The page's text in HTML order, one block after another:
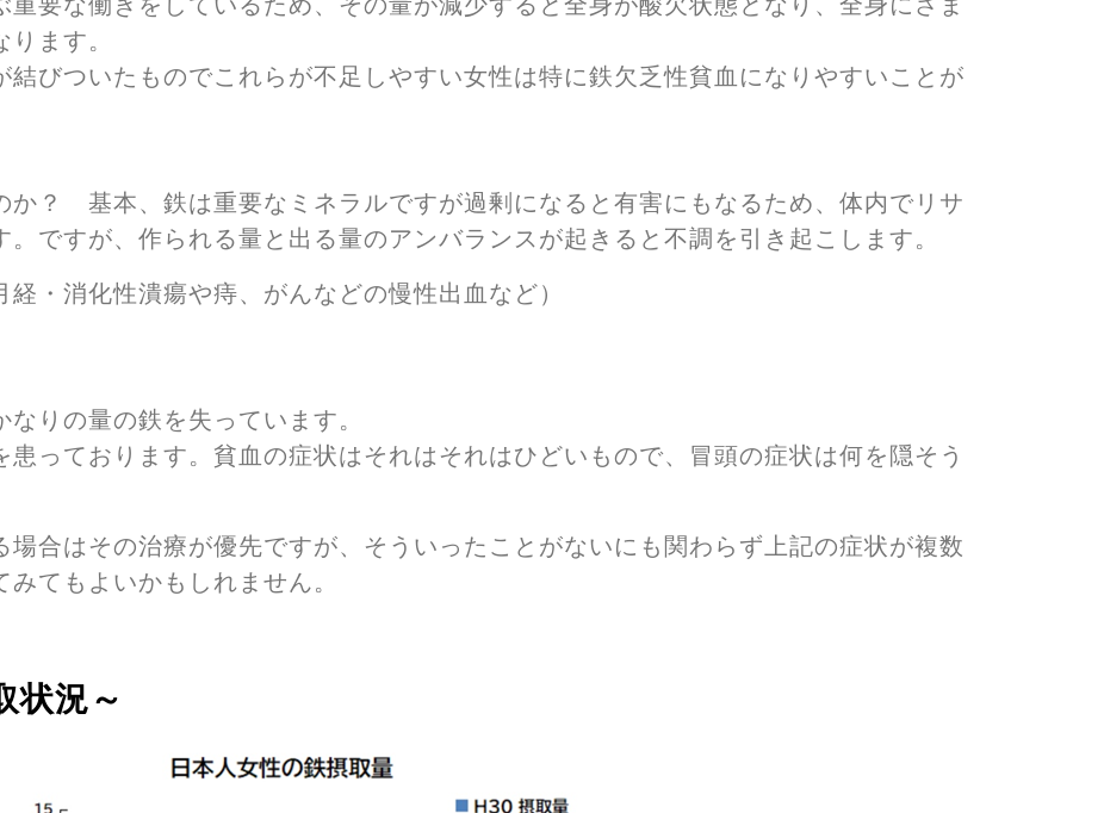
ます。
びついたものでこれらが不足しやすい女性は特に鉄欠乏性貧血になりやすいことが
か？ 基本、鉄は重要なミネラルですが過剰になると有害にもなるため、体内でリサ
ですが、作られる量と出る量のアンバランスが起きると不調を引き起こします。
・消化性潰瘍や痔、がんなどの慢性出血など）
りの量の鉄を失っています。
っております。貧血の症状はそれはそれはひどいもので、冒頭の症状は何を隠そう
合はその治療が優先ですが、そういったことがないにも関わらず上記の症状が複数
てもよいかもしれません。
状況～